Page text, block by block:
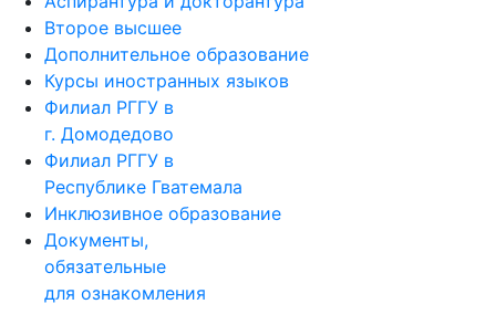
Второе высшее
Дополнительное образование
Курсы иностранных языков
Филиал РГГУ в
г. Домодедово
Филиал РГГУ в
Республике Гватемала
Инклюзивное образование
Документы,
обязательные
для ознакомления